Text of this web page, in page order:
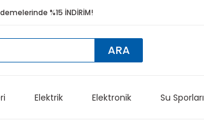
%15 İNDİRİM!
ARA
Elektrik Elektronik Su Sporları